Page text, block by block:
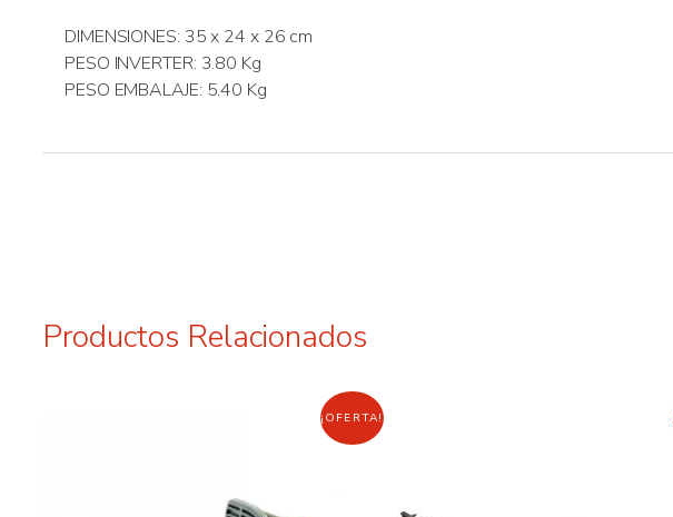
DIMENSIONES: 35 x 24 x 26 cm
PESO INVERTER: 3.80 Kg
PESO EMBALAJE: 5.40 Kg
Productos Relacionados
¡OFERTA!